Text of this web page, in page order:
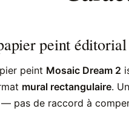
peint
peint Mosaic Dream 2
mural rectangulaire.
pas de raccord à